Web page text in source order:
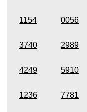
1154 0056
3740 2989
4249 5910
1236 7781